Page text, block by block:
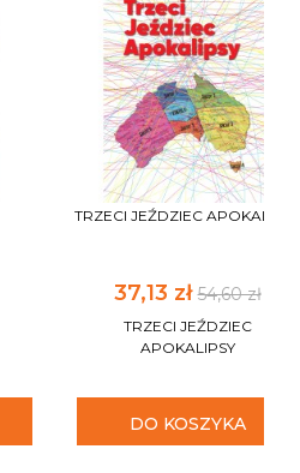
TRZECI JEŹDZIEC APOKALIPSY
37,13 zł54,60 zł
TRZECI JEŹDZIEC
APOKALIPSY
DO KOSZYKA